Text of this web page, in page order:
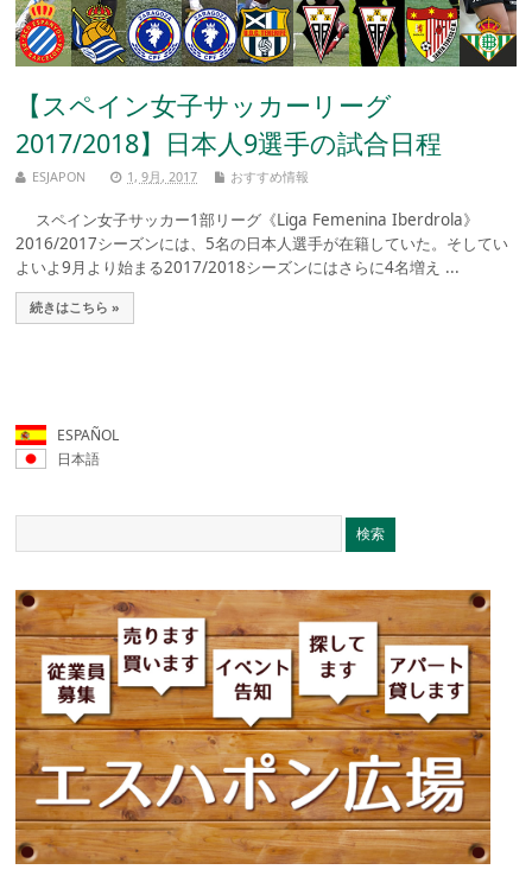
【スペイン女子サッカーリーグ
2017/2018】日本人9選手の試合日程
ESJAPON 1, 9月, 2017 おすすめ情報
スペイン女子サッカー1部リーグ《Liga Femenina Iberdrola》
2016/2017シーズンには、5名の日本人選手が在籍していた。そしてい
よいよ9月より始まる2017/2018シーズンにはさらに4名増え ...
続きはこちら »
ESPAÑOL
日本語